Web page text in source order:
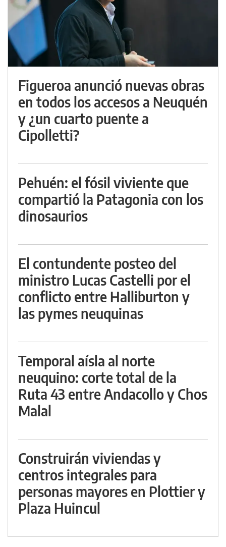
Figueroa anunció nuevas obras
en todos los accesos a Neuquén
y ¿un cuarto puente a
Cipolletti?
Pehuén: el fósil viviente que
compartió la Patagonia con los
dinosaurios
El contundente posteo del
ministro Lucas Castelli por el
conflicto entre Halliburton y
las pymes neuquinas
Temporal aísla al norte
neuquino: corte total de la
Ruta 43 entre Andacollo y Chos
Malal
Construirán viviendas y
centros integrales para
personas mayores en Plottier y
Plaza Huincul